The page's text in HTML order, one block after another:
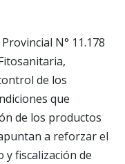
N° 11.178
de los
que
de los productos
a reforzar el
fiscalización de